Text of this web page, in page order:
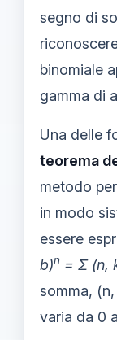
segno di
binomiale
gamma di
Una delle
teorema
metodo
in modo
essere
b)n = Σ (n,
somma,
varia da 0